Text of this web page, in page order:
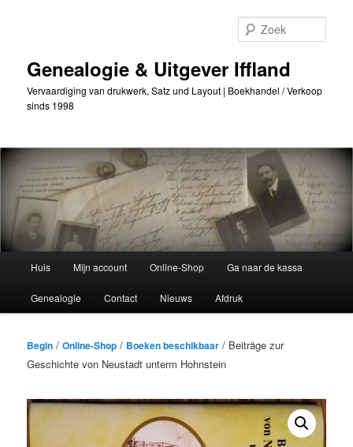
inhoudGenealogie & Uitgever Iffland
Vervaardiging van drukwerk, Satz und Layout | Boekhandel / Verkoop
sinds 1998
Huis Mijn account Online-Shop Ga naar de kassa
Genealogie Contact Nieuws Afdruk
Begin /Online-Shop / Boeken beschikbaar / Beiträge zur
Geschichte von Neustadt unterm Hohnstein